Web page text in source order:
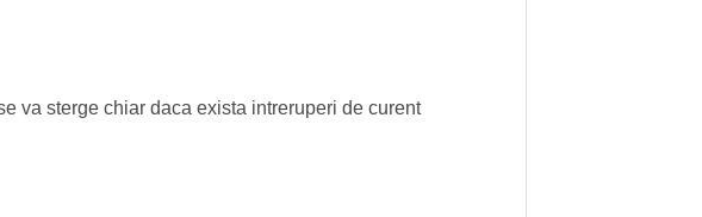
va sterge chiar daca exista intreruperi de curent